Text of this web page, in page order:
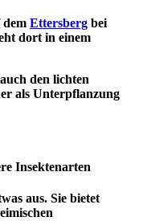
dem Ettersberg bei
dort in einem
den lichten
als Unterpflanzung
Insektenarten
aus. Sie bietet